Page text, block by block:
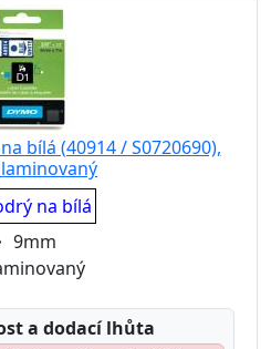
bílá (40914 / S0720690),
na bílá
9mm
a dodací lhůta